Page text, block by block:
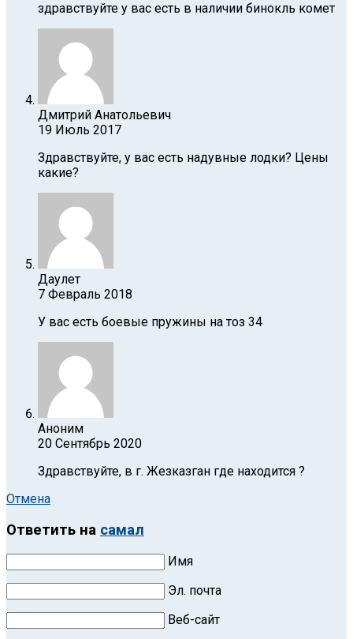
здравствуйте у вас есть в наличии бинокль комет
Дмитрий Анатольевич
19 Июль 2017
Здравствуйте, у вас есть надувные лодки? Цены
какие?
Даулет
7 Февраль 2018
У вас есть боевые пружины на тоз 34
Аноним
20 Сентябрь 2020
Здравствуйте, в г. Жезказган где находится ?
Отмена
Ответить на самал
Имя
Эл. почта
Веб-сайт